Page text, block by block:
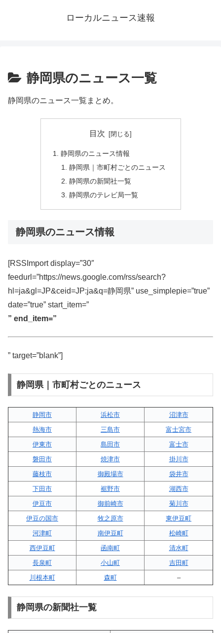
ローカルニュース速報
静岡県のニュース一覧
静岡県のニュース一覧まとめ。
目次
静岡県のニュース情報
静岡県｜市町村ごとのニュース
静岡県の新聞社一覧
静岡県のテレビ局一覧
静岡県のニュース情報
[RSSImport display=”30″
feedurl=”https://news.google.com/rss/search?
hl=ja&gl=JP&ceid=JP:ja&q=静岡県” use_simplepie=”true”
date=”true” start_item=”
” end_item=”
” target=”blank”]
静岡県｜市町村ごとのニュース
静岡市 浜松市
沼津市
熱海市
三島市
富士宮市
伊東市
島田市
富士市
磐田市
焼津市
掛川市
藤枝市
御殿場市
袋井市
下田市
裾野市
湖西市
伊豆市
御前崎市
菊川市
伊豆の国市
牧之原市
東伊豆町
河津町
南伊豆町
松崎町
西伊豆町
函南町
清水町
長泉町
小山町
吉田町
川根本町
森町 –
静岡県の新聞社一覧